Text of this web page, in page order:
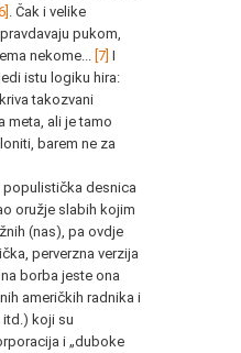
. Čak i velike
pukom,
nekome...
[7] I
istu logiku hira:
takozvani
meta, ali je tamo
barem ne za
populistička desnica
oružje slabih kojim
(nas), pa ovdje
perverzna verzija
borba jeste ona
američkih radnika i
itd.) koji su
i „duboke